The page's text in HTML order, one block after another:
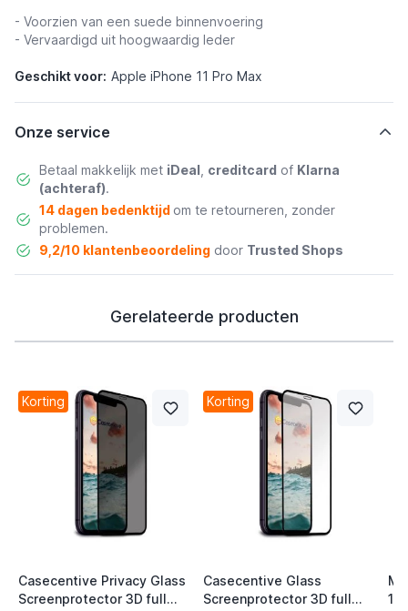
- Voorzien van een suede binnenvoering
- Vervaardigd uit hoogwaardig leder
Geschikt voor: Apple iPhone 11 Pro Max
Onze service
Betaal makkelijk met iDeal creditcard of Klarna
(achteraf).
14 dagen bedenktijd om te retourneren, zonder
problemen.
9,2/10 klantenbeoordelingdoor Trusted Shops
Gerelateerde producten
Korting
Casecentive Privacy Glass
Screenprotector 3D full
Korting
Casecentive Glass
Screenprotector 3D full
11